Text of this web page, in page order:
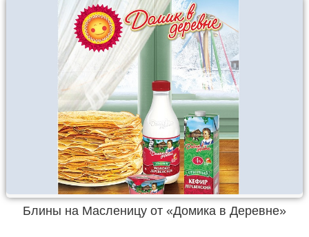
Блины на Масленицу от «Домика в Деревне»